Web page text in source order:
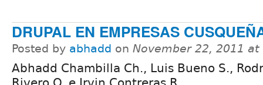
DRUPAL EN EMPRESAS
Posted by abhadd on November 22, 2011 at
Abhadd Chambilla Ch., Luis Bueno S.,